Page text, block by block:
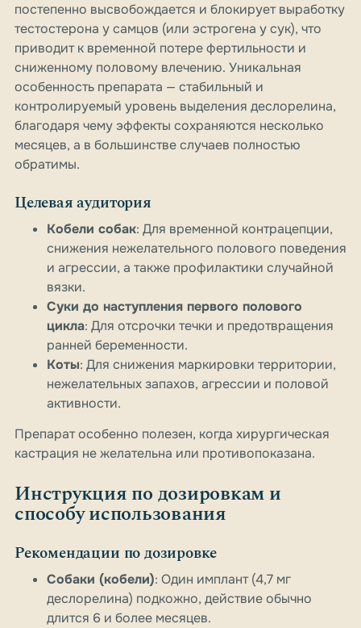
постепенно высвобождается и блокирует выработку
тестостерона у самцов (или эстрогена у сук), что
приводит к временной потере фертильности и
сниженному половому влечению. Уникальная
особенность препарата — стабильный и
контролируемый уровень выделения деслорелина,
благодаря чему эффекты сохраняются несколько
месяцев, а в большинстве случаев полностью
обратимы.
Целевая аудитория
Кобели собак: Для временной контрацепции,
снижения нежелательного полового поведения
и агрессии, а также профилактики случайной
вязки.
Суки до наступления первого полового
цикла: Для отсрочки течки и предотвращения
ранней беременности.
Коты: Для снижения маркировки территории,
нежелательных запахов, агрессии и половой
активности.
Препарат особенно полезен, когда хирургическая
кастрация не желательна или противопоказана.
Инструкция по дозировкам и
способу использования
Рекомендации по дозировке
Собаки (кобели): Один имплант (4,7 мг
деслорелина) подкожно, действие обычно
длится 6 и более месяцев.